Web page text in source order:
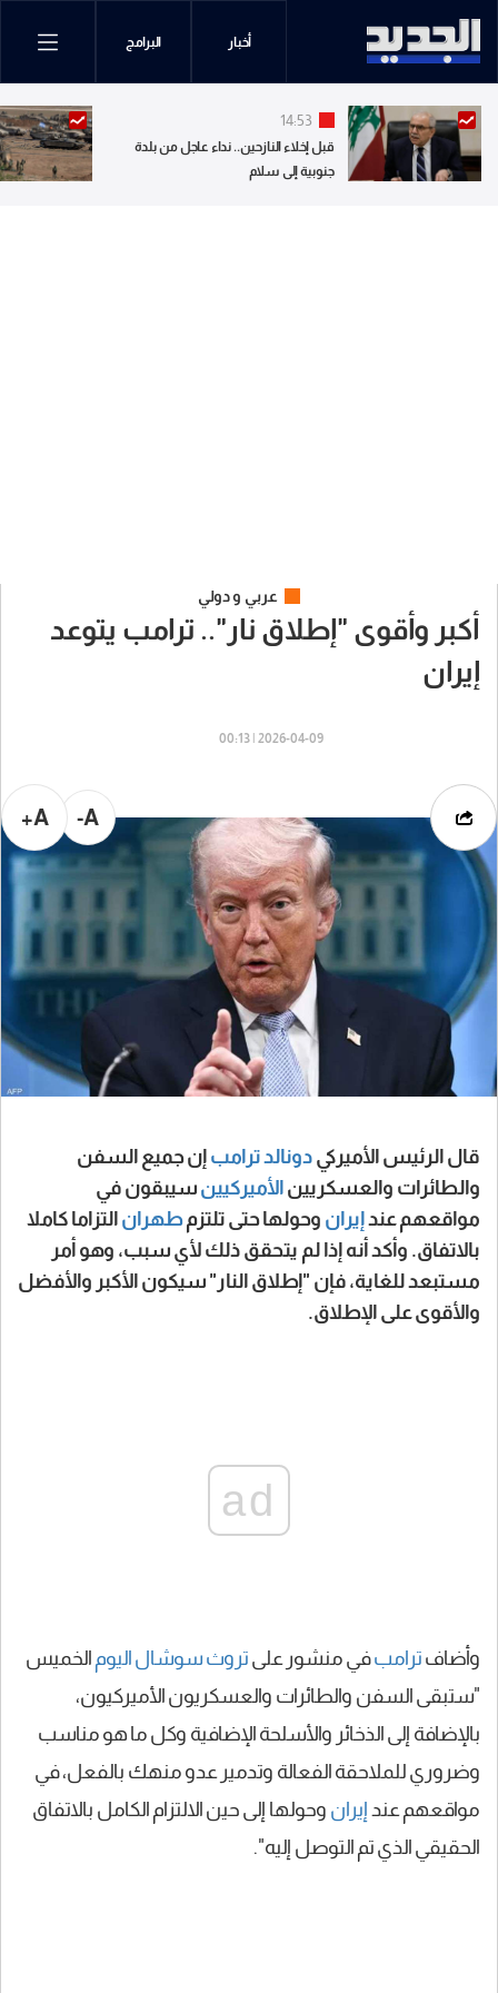
أخبار البرامج
14:53
قبل إخلاء النازحين.. نداء عاجل من بلدة
جنوبية إلى سلام
عربي و دولي
أكبر وأقوى "إطلاق نار".. ترامب يتوعد
إيران
2026-04-09 | 00:13
A-
A+
قال الرئيس الأميركي دونالد ترامب إن جميع السفن
والطائرات والعسكريين الأميركيين سيبقون في
مواقعهم عندإيران وحولها حتى تلتزمطهران التزاما كاملا
بالاتفاق. وأكد أنه إذا لم يتحقق ذلك لأي سبب، وهو أمر
مستبعد للغاية، فإن "إطلاق النار" سيكون الأكبر والأفضل
والأقوى على الإطلاق.
ad
وأضاف ترامبفي منشور على تروث سوشال اليوم الخميس
"ستبقى السفن والطائرات والعسكريون الأميركيون،
بالإضافة إلى الذخائر والأسلحة الإضافية وكل ما هو مناسب
وضروري للملاحقة الفعالة وتدمير عدو منهك بالفعل، في
مواقعهم عند إيران وحولها إلى حين الالتزام الكامل بالاتفاق
الحقيقي الذي تم التوصل إليه".